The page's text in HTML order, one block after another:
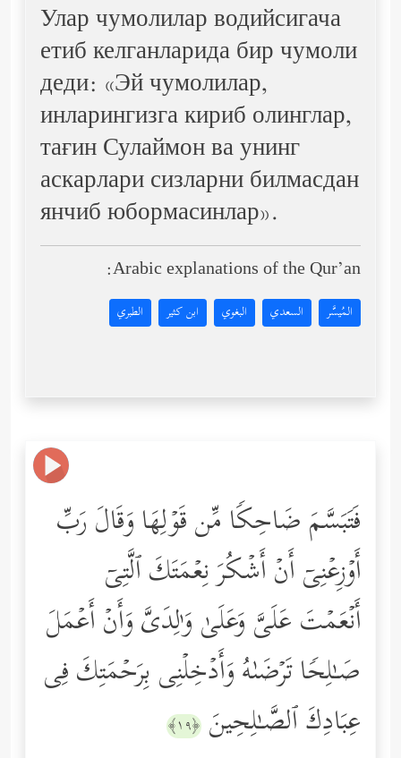
Улар чумолилар водийсигача
етиб келганларида бир чумоли
деди: «Эй чумолилар,
инларингизга кириб олинглар,
тағин Сулаймон ва унинг
аскарлари сизларни билмасдан
янчиб юбормасинлар».
Arabic explanations of the Qur’an:
المُيسَّر السعدي البغوي ابن كثير الطبري
فَتَبَسَّمَ ضَاحِكࣰا مِّن قَوۡلِهَا وَقَالَ رَبِّ
أَوۡزِعۡنِیۤ أَنۡ أَشۡكُرَ نِعۡمَتَكَ ٱلَّتِیۤ
أَنۡعَمۡتَ عَلَیَّ وَعَلَىٰ وَ ٰ⁠لِدَیَّ وَأَنۡ أَعۡمَلَ
صَـٰلِحࣰا تَرۡضَىٰهُ وَأَدۡخِلۡنِی بِرَحۡمَتِكَ فِی
عِبَادِكَ ٱلصَّـٰلِحِینَ ﴿١٩﴾